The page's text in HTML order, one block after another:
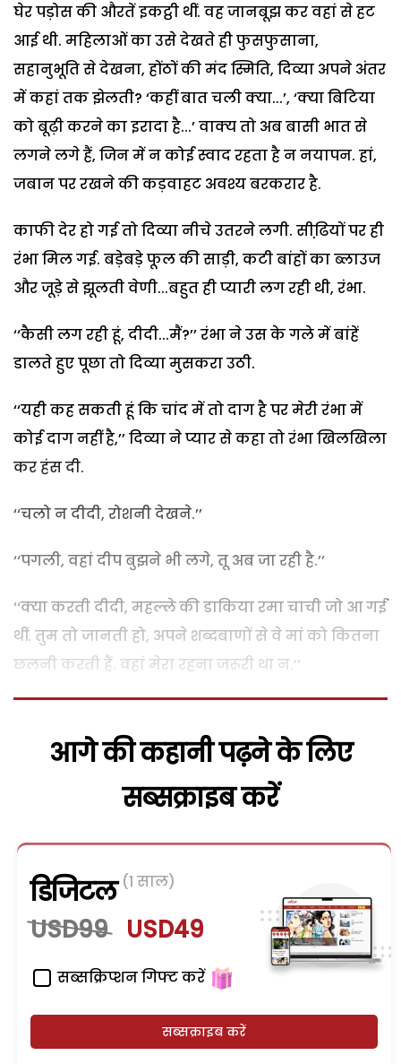
घेर पड़ोस की औरतें इकट्ठी थीं. वह जानबूझ कर वहां से हट
आई थी. महिलाओं का उसे देखते ही फुसफुसाना,
सहानुभूति से देखना, होंठों की मंद स्मिति, दिव्या अपने अंतर
में कहां तक झेलती? ‘कहीं बात चली क्या...’, ‘क्या बिटिया
को बूढ़ी करने का इरादा है...’ वाक्य तो अब बासी भात से
लगने लगे हैं, जिन में न कोई स्वाद रहता है न नयापन. हां,
जबान पर रखने की कड़वाहट अवश्य बरकरार है.
काफी देर हो गई तो दिव्या नीचे उतरने लगी. सीढि़यों पर ही
रंभा मिल गई. बड़ेबड़े फूल की साड़ी, कटी बांहों का ब्लाउज
और जूड़े से झूलती वेणी...बहुत ही प्यारी लग रही थी, रंभा.
‘‘कैसी लग रही हूं, दीदी...मैं?’’ रंभा ने उस के गले में बांहें
डालते हुए पूछा तो दिव्या मुसकरा उठी.
‘‘यही कह सकती हूं कि चांद में तो दाग है पर मेरी रंभा में
कोई दाग नहीं है,’’ दिव्या ने प्यार से कहा तो रंभा खिलखिला
कर हंस दी.
‘‘चलो न दीदी, रोशनी देखने.’’
‘‘पगली, वहां दीप बुझने भी लगे, तू अब जा रही है.’’
‘‘क्या करती दीदी, महल्ले की डाकिया रमा चाची जो आ गई
थीं. तुम तो जानती हो, अपने शब्दबाणों से वे मां को कितना
छलनी करती हैं. वहां मेरा रहना जरूरी था न.’’
आगे की कहानी पढ़ने के लिए
सब्सक्राइब करें
डिजिटल (1 साल)
USD99 USD49
सब्सक्रिप्शन गिफ्ट करें
सब्सक्राइब करें